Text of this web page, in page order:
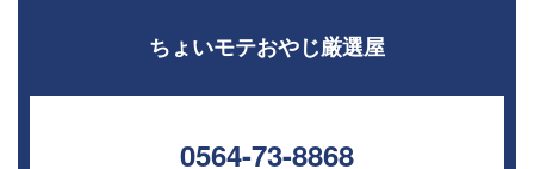
ちょいモテおやじ厳選屋
0564-73-8868⁣